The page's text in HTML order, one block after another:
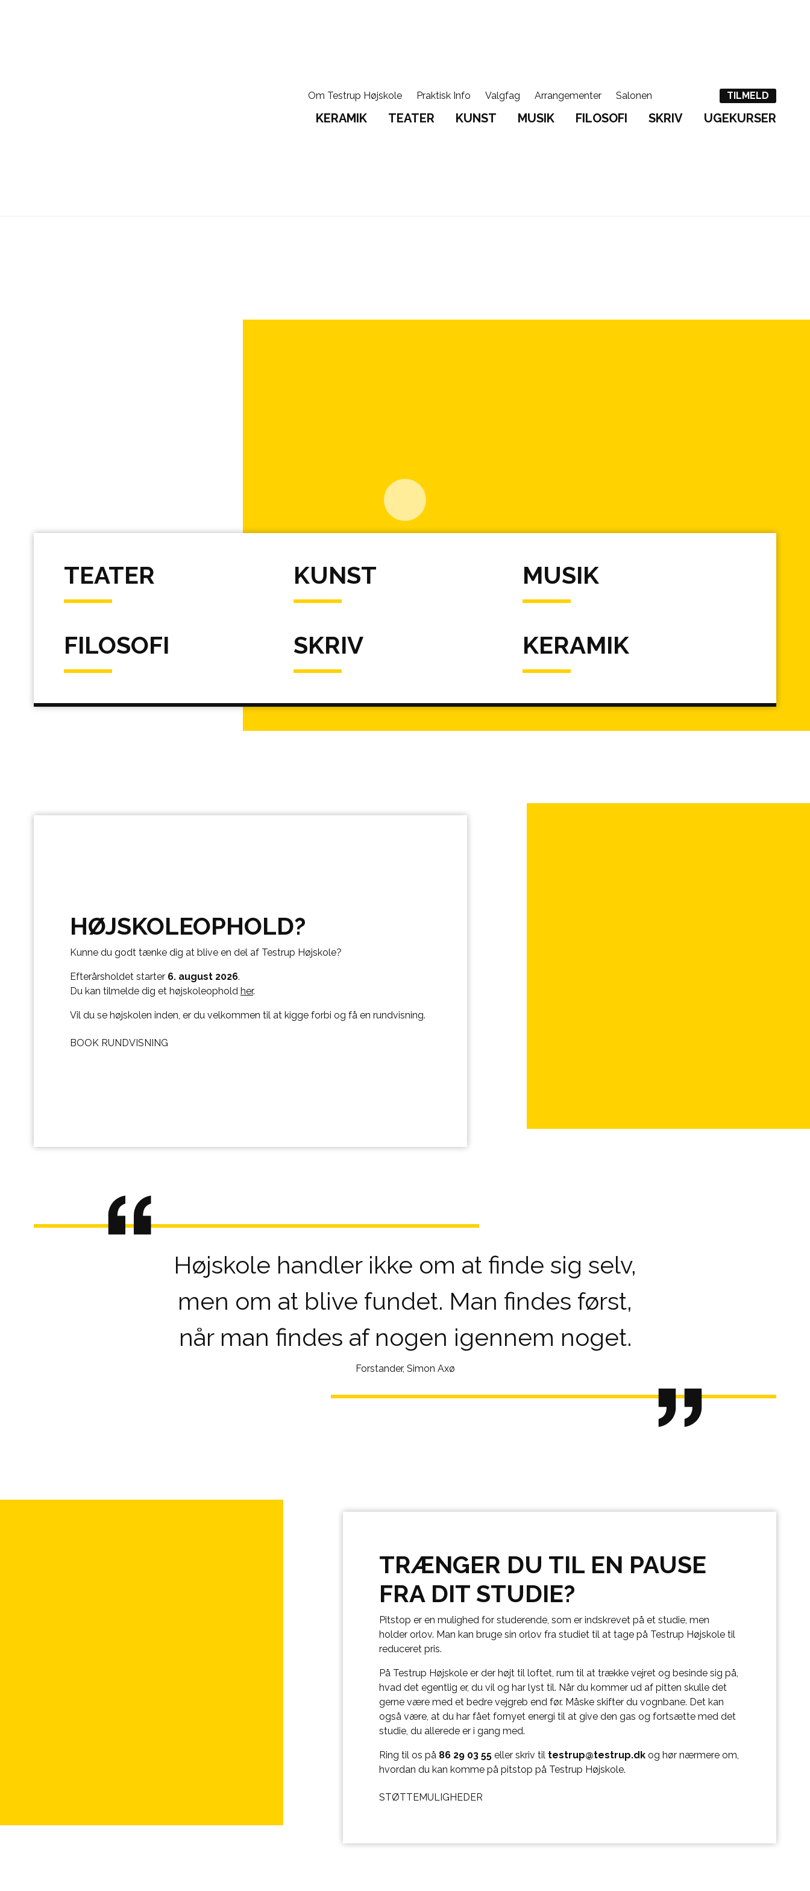
Om Testrup Højskole Praktisk Info Valgfag Arrangementer Salonen TILMELD
KERAMIK TEATER KUNST MUSIK FILOSOFI SKRIV UGEKURSER
TEATER KUNST MUSIK
FILOSOFI SKRIV KERAMIK
HØJSKOLEOPHOLD?
Kunne du godt tænke dig at blive en del af Testrup Højskole?
Efterårsholdet starter 6. august 2026.
Du kan tilmelde dig et højskoleophold her.
Vil du se højskolen inden, er du velkommen til at kigge forbi og få en rundvisning.
BOOK RUNDVISNING
Højskole handler ikke om at finde sig selv,
men om at blive fundet. Man findes først,
når man findes af nogen igennem noget.
Forstander, Simon Axø
TRÆNGER DU TIL EN PAUSE
FRA DIT STUDIE?
Pitstop er en mulighed for studerende, som er indskrevet på et studie, men
holder orlov. Man kan bruge sin orlov fra studiet til at tage på Testrup Højskole til
reduceret pris.
På Testrup Højskole er der højt til loftet, rum til at trække vejret og besinde sig på,
hvad det egentlig er, du vil og har lyst til. Når du kommer ud af pitten skulle det
gerne være med et bedre vejgreb end før. Måske skifter du vognbane. Det kan
også være, at du har fået fornyet energi til at give den gas og fortsætte med det
studie, du allerede er i gang med.
Ring til os på 86 29 03 55eller skriv til testrup@testrup.dkog hør nærmere om,
hvordan du kan komme på pitstop på Testrup Højskole.
STØTTEMULIGHEDER